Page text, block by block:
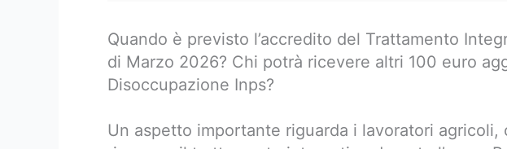
Quando è previsto l’accredito del Trattamento
di Marzo 2026? Chi potrà ricevere altri 100 euro
Disoccupazione Inps?
Un aspetto importante riguarda i lavoratori agricoli,